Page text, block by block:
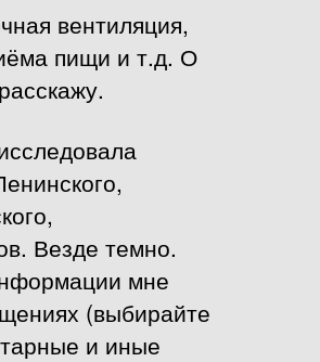
вентиляция,
пищи и т.д. О
Везде темно.
мне
(выбирайте
и иные